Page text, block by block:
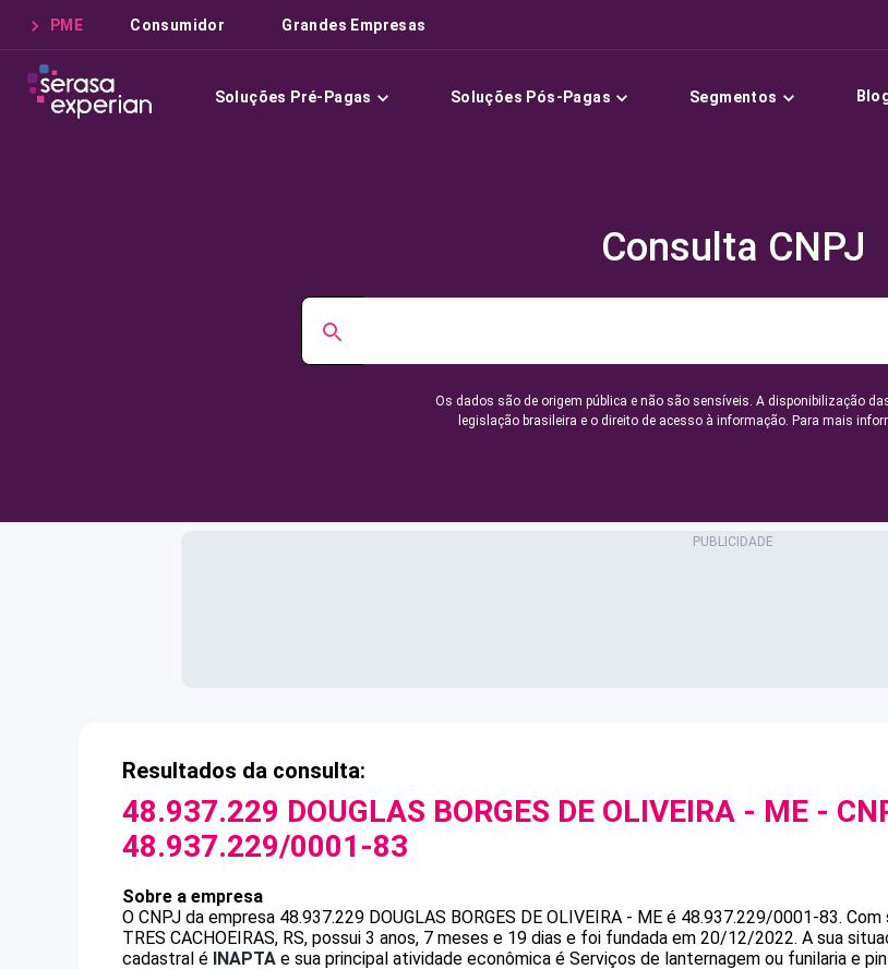
PME Consumidor Grandes Empresas
Soluções Pré-Pagas Soluções Pós-Pagas Segmentos
Consulta CNPJ
Os dados são de origem pública e não são sensíveis. A disponibilização
legislação brasileira e o direito de acesso à informação. Para mais
Resultados da consulta:
48.937.229 DOUGLAS BORGES DE OLIVEIRA - ME -
48.937.229/0001-83
Sobre a empresa
O CNPJ da empresa 48.937.229 DOUGLAS BORGES DE OLIVEIRA - ME é 48.937.229/0001-83. Com
TRES CACHOEIRAS, RS, possui 3 anos, 7 meses e 19 dias e foi fundada em 20/12/2022. A sua
cadastral é INAPTA e sua principal atividade econômica é Serviços de lanternagem ou funilaria e